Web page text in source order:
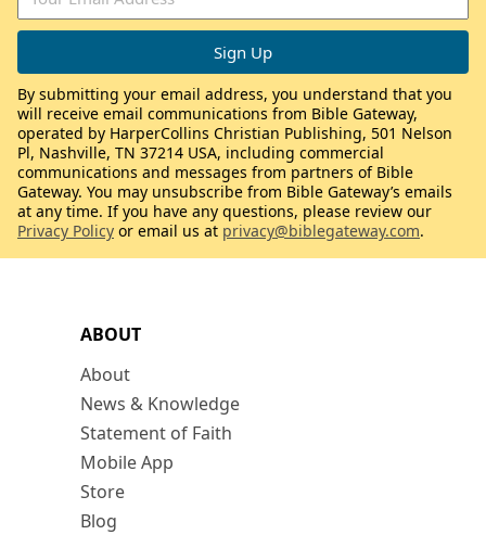
ABOUT
About
News & Knowledge
Statement of Faith
Mobile App
Store
Blog
By submitting your email address, you understand that you
will receive email communications from Bible Gateway,
operated by HarperCollins Christian Publishing, 501 Nelson
Pl, Nashville, TN 37214 USA, including commercial
communications and messages from partners of Bible
Gateway. You may unsubscribe from Bible Gateway’s emails
at any time. If you have any questions, please review our
Privacy Policy or email us at privacy@biblegateway.com.